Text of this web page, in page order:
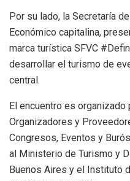
Por su lado, la Secretaría
Económico capitalina,
marca turística SFVC
desarrollar el turismo de
central.
El encuentro es
Organizadores y
Congresos, Eventos y
al Ministerio de Turismo y
Buenos Aires y el Instituto